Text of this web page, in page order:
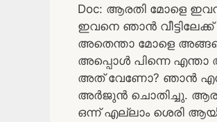
Doc: ആരതി മോളെ
ഇവനെ ഞാൻ
അതെന്താ മോളെ
അപ്പൊൾ പിന്നെ എന്താ
അത് വേണോ? ഞാൻ
അർജുൻ ചൊതിച്ചു.
ഒന്ന് എല്ലാം ശെരി